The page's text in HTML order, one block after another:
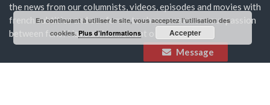
the news from our columnists, videos, episodes and movies with
french subtitles and our forum to share even more our passion
between fans! Have a nice moment on HeroShock!
Message
En continuant à utiliser le site, vous acceptez l’utilisation des
cookies.Plus d’informations Accepter